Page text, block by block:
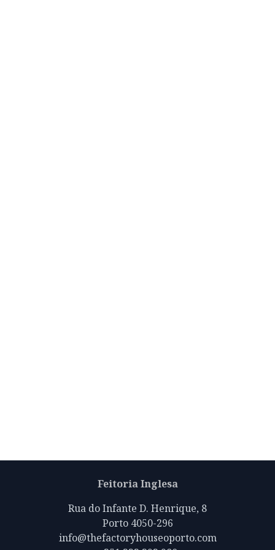
Feitoria Inglesa
Rua do Infante D. Henrique, 8
Porto 4050-296
info@thefactoryhouseoporto.com